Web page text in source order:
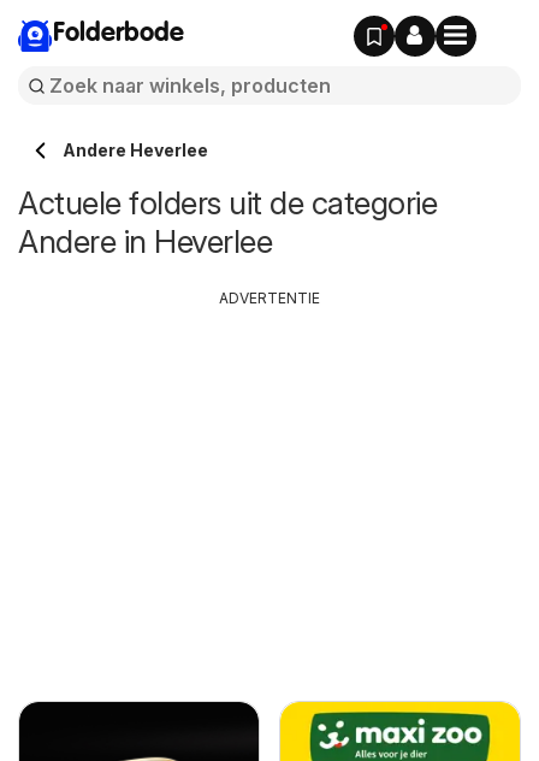
Folderbode
Andere Heverlee
Actuele folders uit de categorie
Andere in Heverlee
ADVERTENTIE